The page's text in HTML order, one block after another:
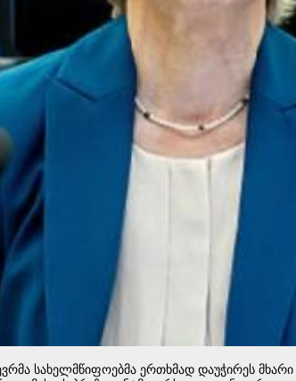
სახელმწიფოებმა ერთხმად დაუჭირეს